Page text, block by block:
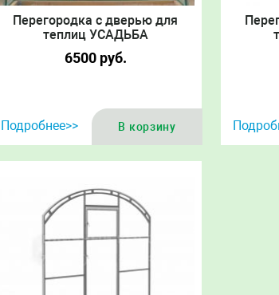
Перегородка с дверью для
теплиц УСАДЬБА
6500 руб.
Подробнее>> В корзину